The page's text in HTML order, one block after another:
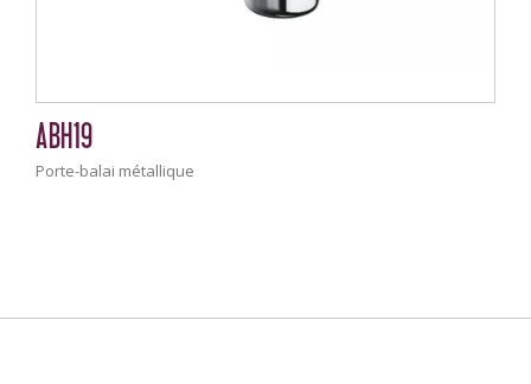
ABH19
Porte-balai métallique